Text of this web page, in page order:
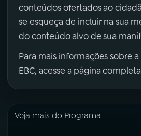
conteúdos ofertados ao
se esqueça de incluir na sua
do conteúdo alvo de sua
Para mais informações sobre
EBC, acesse a página completa
Veja mais do Programa